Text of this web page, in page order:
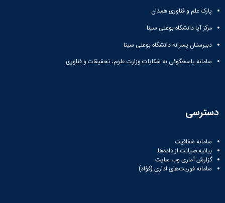
پارک علم و فناوری همدان
مرکز آپا دانشگاه بوعلی سینا
دبیرستان پسرانه دانشگاه بوعلی سینا
سامانه پاسخگوئی به شکایات وزارت علوم، تحقیقات و فناوری
دسترسی
سامانه شفافیت
بیانیه صیانت از داده‌ها
گزارش آماری وب‌ سایت
سامانه فوریت‌های اداری (فؤاد)